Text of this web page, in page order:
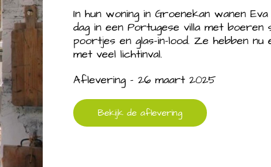
In hun woning in Groenekan wanen
dag in een Portugese villa met
poortjes en glas-in-lood. Ze hebben nu
met veel lichtinval.
Aflevering - 26 maart 2025
Bekijk de aflevering